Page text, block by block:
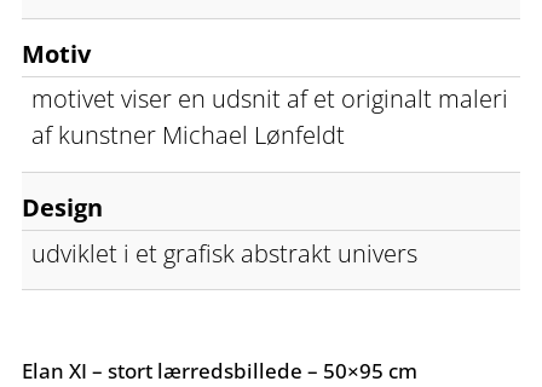
Motiv
motivet viser en udsnit af et originalt maleri
af kunstner Michael Lønfeldt
Design
udviklet i et grafisk abstrakt univers
Elan XI – stort lærredsbillede – 50×95 cm